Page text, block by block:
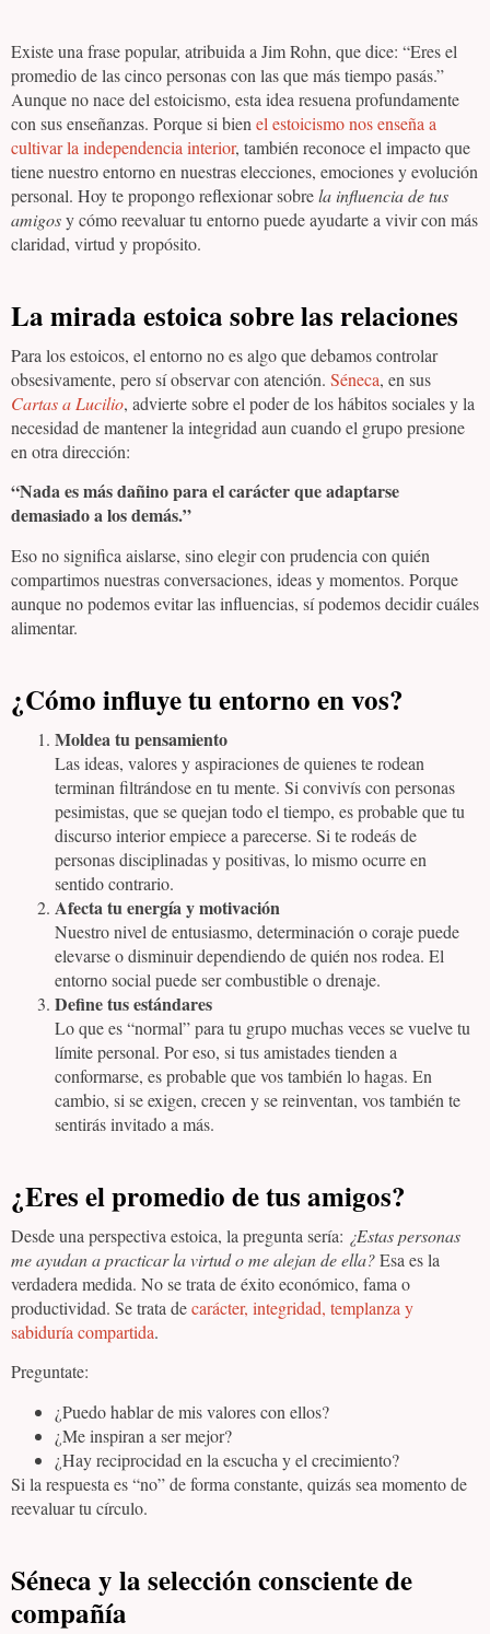
Existe una frase popular, atribuida a Jim Rohn, que dice: “Eres el
promedio de las cinco personas con las que más tiempo pasás.”
Aunque no nace del estoicismo, esta idea resuena profundamente
con sus enseñanzas. Porque si bien el estoicismo nos enseña a
cultivar la independencia interior, también reconoce el impacto que
tiene nuestro entorno en nuestras elecciones, emociones y evolución
personal. Hoy te propongo reflexionar sobrela influencia de tus
amigosy cómo reevaluar tu entorno puede ayudarte a vivir con más
claridad, virtud y propósito.
La mirada estoica sobre las relaciones
Para los estoicos, el entorno no es algo que debamos controlar
obsesivamente, pero sí observar con atención. Séneca, en sus
Cartas a Lucilio, advierte sobre el poder de los hábitos sociales y la
necesidad de mantener la integridad aun cuando el grupo presione
en otra dirección:
“Nada es más dañino para el carácter que adaptarse
demasiado a los demás.”
Eso no significa aislarse, sino elegir con prudencia con quién
compartimos nuestras conversaciones, ideas y momentos. Porque
aunque no podemos evitar las influencias, sí podemos decidir cuáles
alimentar.
¿Cómo influye tu entorno en vos?
Moldea tu pensamiento
Las ideas, valores y aspiraciones de quienes te rodean
terminan filtrándose en tu mente. Si convivís con personas
pesimistas, que se quejan todo el tiempo, es probable que tu
discurso interior empiece a parecerse. Si te rodeás de
personas disciplinadas y positivas, lo mismo ocurre en
sentido contrario.
Afecta tu energía y motivación
Nuestro nivel de entusiasmo, determinación o coraje puede
elevarse o disminuir dependiendo de quién nos rodea. El
entorno social puede ser combustible o drenaje.
Define tus estándares
Lo que es “normal” para tu grupo muchas veces se vuelve tu
límite personal. Por eso, si tus amistades tienden a
conformarse, es probable que vos también lo hagas. En
cambio, si se exigen, crecen y se reinventan, vos también te
sentirás invitado a más.
¿Eres el promedio de tus amigos?
Desde una perspectiva estoica, la pregunta sería: ¿Estas personas
me ayudan a practicar la virtud o me alejan de ella?Esa es la
verdadera medida. No se trata de éxito económico, fama o
productividad. Se trata decarácter, integridad, templanza y
sabiduría compartida.
Preguntate:
¿Puedo hablar de mis valores con ellos?
¿Me inspiran a ser mejor?
¿Hay reciprocidad en la escucha y el crecimiento?
Si la respuesta es “no” de forma constante, quizás sea momento de
reevaluar tu círculo.
Séneca y la selección consciente de
compañía